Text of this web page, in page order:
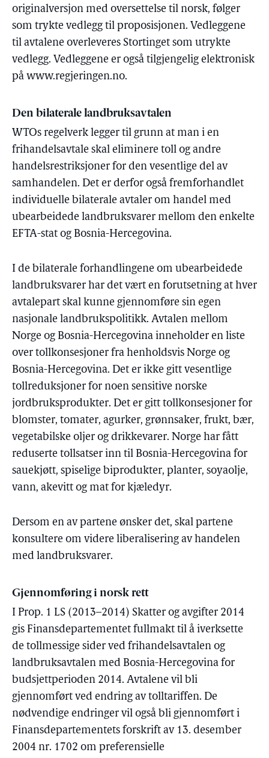
originalversjon med oversettelse til norsk, følger
som trykte vedlegg til proposisjonen. Vedleggene
til avtalene overleveres Stortinget som utrykte
vedlegg. Vedleggene er også tilgjengelig elektronisk
på www.regjeringen.no.
Den bilaterale landbruksavtalen
WTOs regelverk legger til grunn at man i en
frihandelsavtale skal eliminere toll og andre
handelsrestriksjoner for den vesentlige del av
samhandelen. Det er derfor også fremforhandlet
individuelle bilaterale avtaler om handel med
ubearbeidede landbruksvarer mellom den enkelte
EFTA-stat og Bosnia-Hercegovina.
I de bilaterale forhandlingene om ubearbeidede
landbruksvarer har det vært en forutsetning at hver
avtalepart skal kunne gjennomføre sin egen
nasjonale landbrukspolitikk. Avtalen mellom
Norge og Bosnia-Hercegovina inneholder en liste
over tollkonsesjoner fra henholdsvis Norge og
Bosnia-Hercegovina. Det er ikke gitt vesentlige
tollreduksjoner for noen sensitive norske
jordbruksprodukter. Det er gitt tollkonsesjoner for
blomster, tomater, agurker, grønnsaker, frukt, bær,
vegetabilske oljer og drikkevarer. Norge har fått
reduserte tollsatser inn til Bosnia-Hercegovina for
sauekjøtt, spiselige biprodukter, planter, soyaolje,
vann, akevitt og mat for kjæledyr.
Dersom en av partene ønsker det, skal partene
konsultere om videre liberalisering av handelen
med landbruksvarer.
Gjennomføring i norsk rett
I Prop. 1 LS (2013–2014) Skatter og avgifter 2014
gis Finansdepartementet fullmakt til å iverksette
de tollmessige sider ved frihandelsavtalen og
landbruksavtalen med Bosnia-Hercegovina for
budsjettperioden 2014. Avtalene vil bli
gjennomført ved endring av tolltariffen. De
nødvendige endringer vil også bli gjennomført i
Finansdepartementets forskrift av 13. desember
2004 nr. 1702 om preferensielle